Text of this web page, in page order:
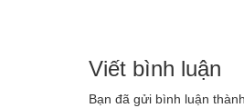
Viết bình luận
Bạn đã gửi bình luận